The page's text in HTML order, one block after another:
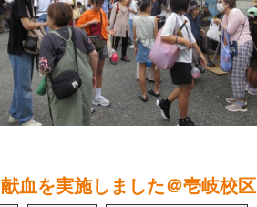
献血を実施しました＠壱岐校区